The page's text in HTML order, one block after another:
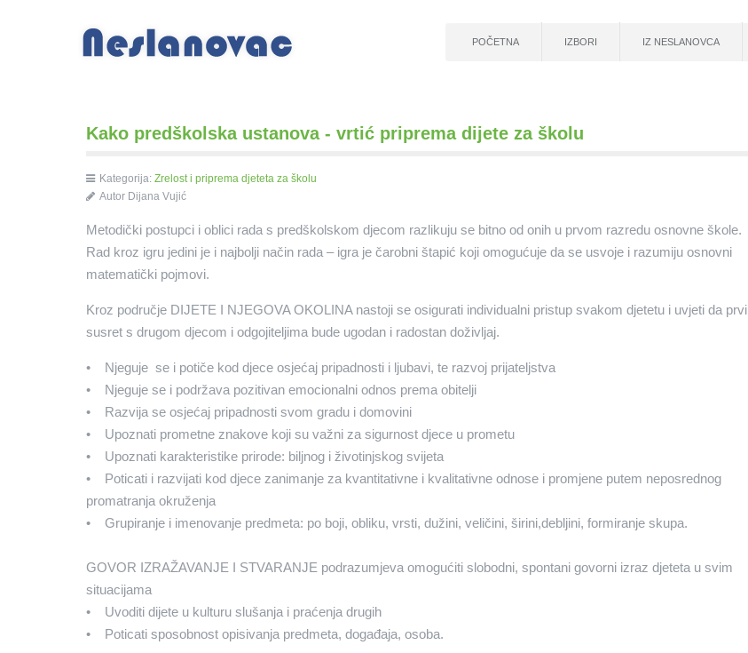
POČETNA IZBORI IZ NESLANOVCA
Kako predškolska ustanova - vrtić priprema dijete za školu
Kategorija: Zrelost i priprema djeteta za školu
Autor Dijana Vujić
Metodički postupci i oblici rada s predškolskom djecom razlikuju se bitno od onih u prvom razredu osnovne škole.
Rad kroz igru jedini je i najbolji način rada – igra je čarobni štapić koji omogućuje da se usvoje i razumiju osnovni
matematički pojmovi.
Kroz područje DIJETE I NJEGOVA OKOLINA nastoji se osigurati individualni pristup svakom djetetu i uvjeti da prvi
susret s drugom djecom i odgojiteljima bude ugodan i radostan doživljaj.
• Njeguje se i potiče kod djece osjećaj pripadnosti i ljubavi, te razvoj prijateljstva
• Njeguje se i podržava pozitivan emocionalni odnos prema obitelji
• Razvija se osjećaj pripadnosti svom gradu i domovini
• Upoznati prometne znakove koji su važni za sigurnost djece u prometu
• Upoznati karakteristike prirode: biljnog i životinjskog svijeta
• Poticati i razvijati kod djece zanimanje za kvantitativne i kvalitativne odnose i promjene putem neposrednog
promatranja okruženja
• Grupiranje i imenovanje predmeta: po boji, obliku, vrsti, dužini, veličini, širini,debljini, formiranje skupa.
GOVOR IZRAŽAVANJE I STVARANJE podrazumjeva omogućiti slobodni, spontani govorni izraz djeteta u svim
situacijama
• Uvoditi dijete u kulturu slušanja i praćenja drugih
• Poticati sposobnost opisivanja predmeta, događaja, osoba.